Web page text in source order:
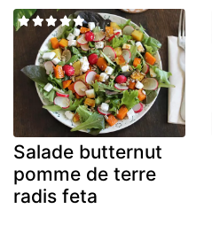
Salade butternut
pomme de terre
radis feta